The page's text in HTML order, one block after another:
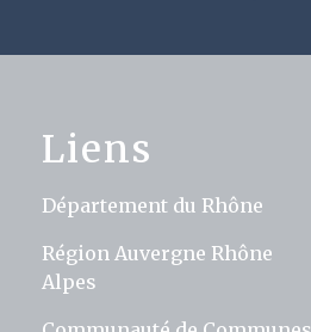
Liens
Département du Rhône
Région Auvergne Rhône
Alpes